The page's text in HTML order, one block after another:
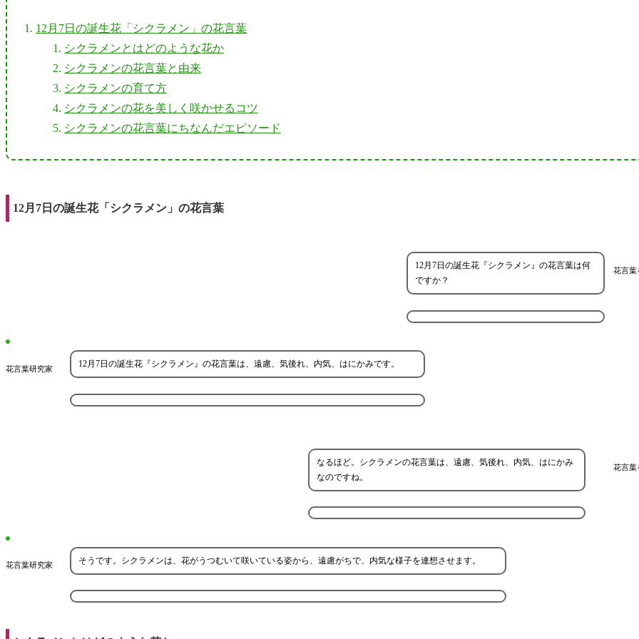
12月7日の誕生花「シクラメン」の花言葉
シクラメンとはどのような花か
シクラメンの花言葉と由来
シクラメンの育て方
シクラメンの花を美しく咲かせるコツ
シクラメンの花言葉にちなんだエピソード
12月7日の誕生花「シクラメン」の花言葉
花言葉
12月7日の誕生花『シクラメン』の花言葉は何
ですか？
花言葉研究家 12月7日の誕生花『シクラメン』の花言葉は、遠慮、気後れ、内気、はにかみです。
花言葉
なるほど。シクラメンの花言葉は、遠慮、気後れ、内気、はにかみ
なのですね。
花言葉研究家 そうです。シクラメンは、花がうつむいて咲いている姿から、遠慮がちで、内気な様子を連想させます。